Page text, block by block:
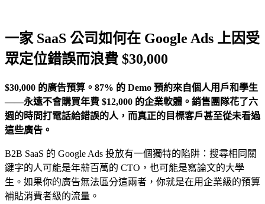
一家 SaaS 公司如何在 Google Ads 上因受
眾定位錯誤而浪費 $30,000
$30,000 的廣告預算。87% 的 Demo 預約來自個人用戶和學生
——永遠不會購買年費 $12,000 的企業軟體。銷售團隊花了六
週的時間打電話給錯誤的人，而真正的目標客戶甚至從未看過
這些廣告。
B2B SaaS 的 Google Ads 投放有一個獨特的陷阱：搜尋相同關
鍵字的人可能是年薪百萬的 CTO，也可能是寫論文的大學
生。如果你的廣告無法區分這兩者，你就是在用企業級的預算
補貼消費者級的流量。